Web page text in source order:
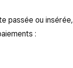
passée ou
: